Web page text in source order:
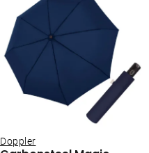
Doppler